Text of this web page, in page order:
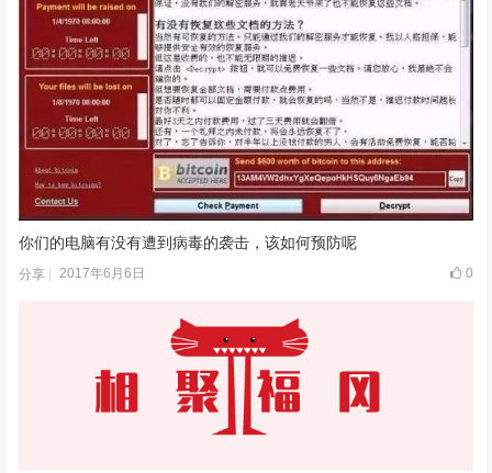
你们的电脑有没有遭到病毒的袭击，该如何预防呢
分享 2017年6月6日 0